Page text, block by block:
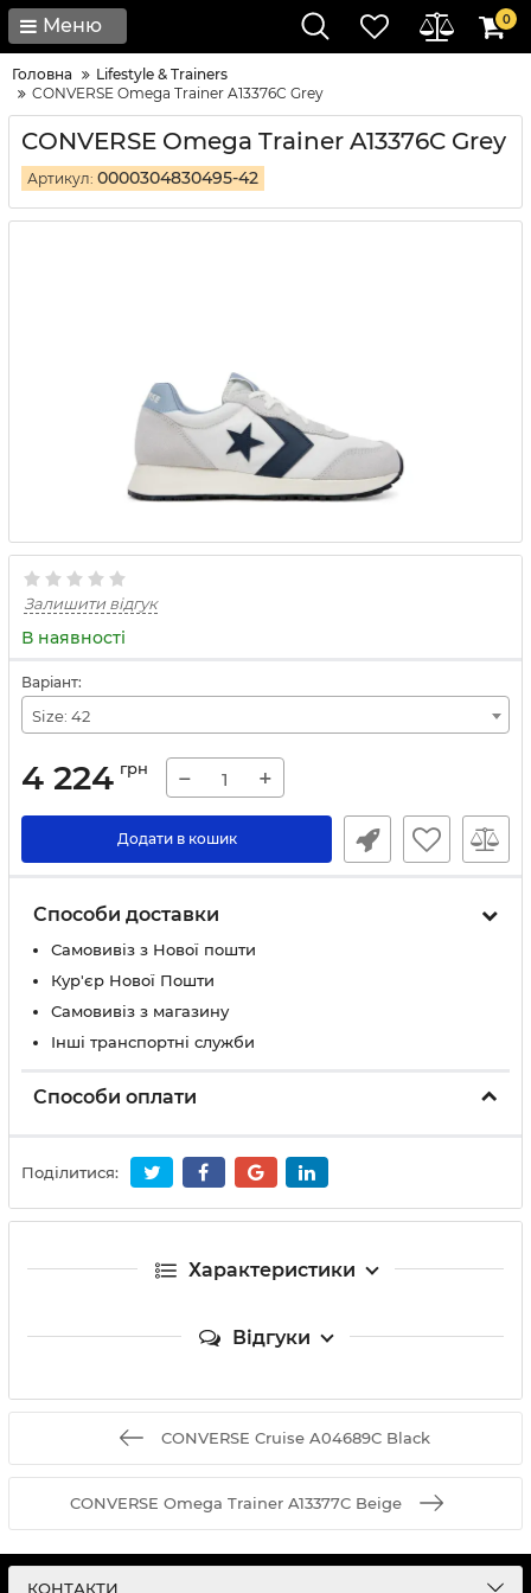
Меню 0
Головна
Lifestyle & Trainers
CONVERSE Omega Trainer A13376C Grey
CONVERSE Omega Trainer A13376C Grey
Артикул: 0000304830495-42
Залишити відгук
В наявності
Варіант:
Size: 42
4 224 грн − +
Додати в кошик
Способи доставки
Самовивіз з Нової пошти
Кур'єр Нової Пошти
Самовивіз з магазину
Інші транспортні служби
Способи оплати
Поділитися:
Характеристики
Відгуки
CONVERSE Cruise A04689C Black
CONVERSE Omega Trainer A13377C Beige
КОНТАКТИ